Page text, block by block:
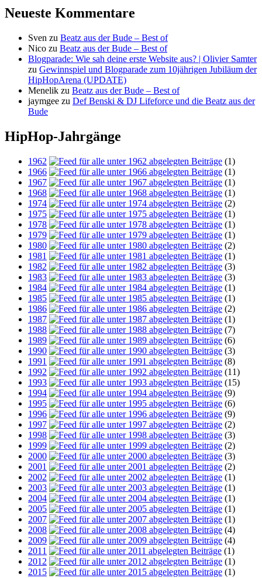
Neueste Kommentare
Sven zu Beatz aus der Bude – Best of
Nico zu Beatz aus der Bude – Best of
Blogparade: Wie sah deine erste Website aus? | Olivier Samter
zu Gewinnspiel und Blogparade zum 10jährigen Jubiläum der
HipHopArena (UPDATE)
Menelik zu Beatz aus der Bude – Best of
jaymgee zu Def Benski & DJ Lifeforce und die Beatz aus der
Bude
HipHop-Jahrgänge
1962
(1)
1966
(1)
1967
(1)
1968
(1)
1974
(2)
1975
(1)
1978
(1)
1979
(1)
1980
(2)
1981
(1)
1982
(3)
1983
(3)
1984
(1)
1985
(1)
1986
(2)
1987
(1)
1988
(7)
1989
(6)
1990
(3)
1991
(8)
1992
(11)
1993
(15)
1994
(9)
1995
(6)
1996
(9)
1997
(2)
1998
(3)
1999
(2)
2000
(3)
2001
(2)
2002
(1)
2003
(1)
2004
(1)
2005
(1)
2007
(1)
2008
(4)
2009
(4)
2011
(1)
2012
(1)
2015
(1)